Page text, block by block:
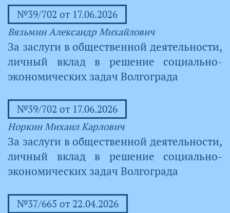
№39/702 от 17.06.2026
Вязьмин Александр Михайлович
За заслуги в общественной деятельности,
личный вклад в решение социально-
экономических задач Волгограда
№39/702 от 17.06.2026
Норкин Михаил Карлович
За заслуги в общественной деятельности,
личный вклад в решение социально-
экономических задач Волгограда
№37/665 от 22.04.2026